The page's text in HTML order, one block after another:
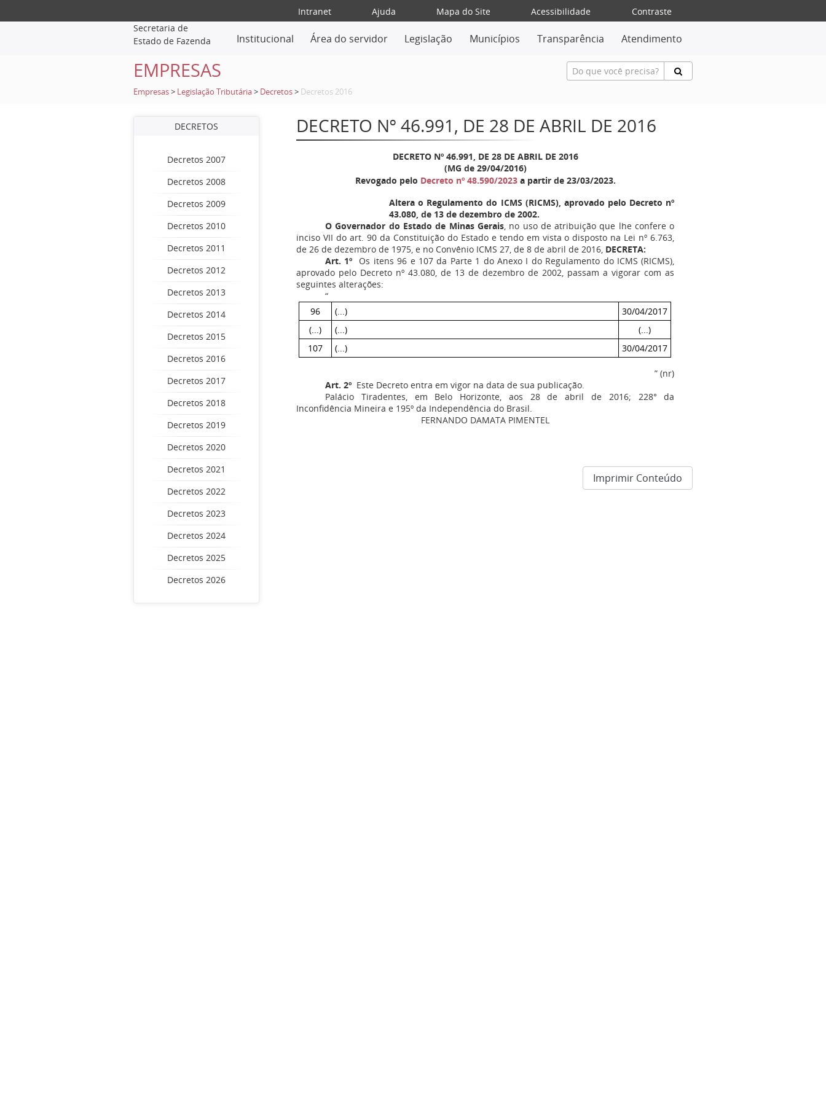
Intranet Ajuda Mapa do Site Acessibilidade
Contraste
Secretaria de
Estado de Fazenda
Institucional Área do servidor Legislação Municípios Transparência Atendimento
EMPRESAS
Empresas > Legislação Tributária > Decretos > Decretos 2016
DECRETOS
Decretos 2007
Decretos 2008
Decretos 2009
Decretos 2010
Decretos 2011
Decretos 2012
Decretos 2013
Decretos 2014
Decretos 2015
Decretos 2016
Decretos 2017
Decretos 2018
Decretos 2019
Decretos 2020
Decretos 2021
Decretos 2022
Decretos 2023
Decretos 2024
Decretos 2025
Decretos 2026
DECRETO Nº 46.991, DE 28 DE ABRIL DE 2016
DECRETO Nº 46.991, DE 28 DE ABRIL DE 2016
(MG de 29/04/2016)
Revogado pelo Decreto nº 48.590/2023a partir de 23/03/2023.
Altera o Regulamento do ICMS (RICMS), aprovado pelo Decreto nº
43.080, de 13 de dezembro de 2002.
O Governador do Estado de Minas Gerais, no uso de atribuição que lhe confere o
inciso VII do art. 90 da Constituição do Estado e tendo em vista o disposto na Lei nº 6.763,
de 26 de dezembro de 1975, e no Convênio ICMS 27, de 8 de abril de 2016, DECRETA:
Art. 1º Os itens 96 e 107 da Parte 1 do Anexo I do Regulamento do ICMS (RICMS),
aprovado pelo Decreto nº 43.080, de 13 de dezembro de 2002, passam a vigorar com as
seguintes alterações:
“
96
(...)
30/04/2017
(...)
(...)
(...)
107
(...) 30/04/2017
” (nr)
Art. 2º Este Decreto entra em vigor na data de sua publicação.
Palácio Tiradentes, em Belo Horizonte, aos 28 de abril de 2016; 228° da
Inconfidência Mineira e 195º da Independência do Brasil.
FERNANDO DAMATA PIMENTEL
Imprimir Conteúdo